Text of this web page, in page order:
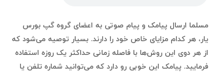
مسلما ارسال پیامک و پیام صوتی به اعضای گروه گپ بورس
یار، هر کدام مزایای خاص خود را دارند. بسیار توصیه می‌شود که
از هر دوی این روش‌ها با فاصله زمانی حداکثر یک روزه استفاده
فرمایید. پیامک این خوبی رو دارد که می‌توانید شماره تلفن یا